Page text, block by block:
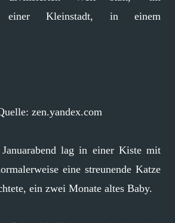
einer Kleinstadt, in einem
zen.yandex.com
lag in einer Kiste mit
eine streunende Katze
ein zwei Monate altes Baby.